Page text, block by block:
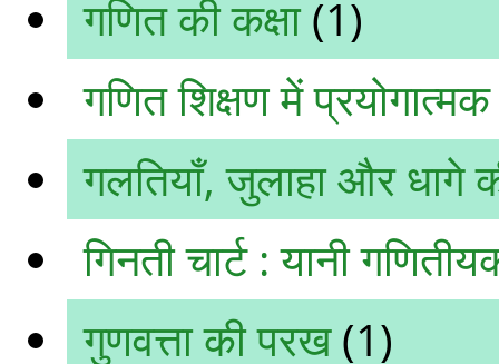
गणित की कक्षा(1)
गणित शिक्षण में
गलतियाँ, जुलाहा और धागे
गिनती चार्ट : यानी
गुणवत्ता की परख(1)